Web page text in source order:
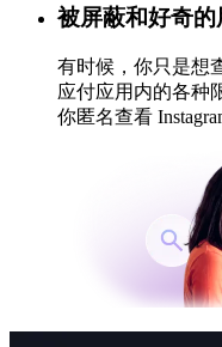
被屏蔽和好奇的
有时候，你只是想
应付应用内的各种
你匿名查看